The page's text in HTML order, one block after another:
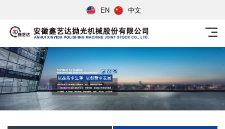
EN 中文